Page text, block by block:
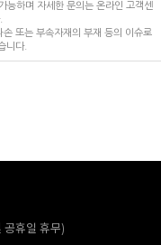
하며 자세한 문의는 온라인 고객센
또는 부속자재의 부재 등의 이슈로
니다.
휴일 휴무)